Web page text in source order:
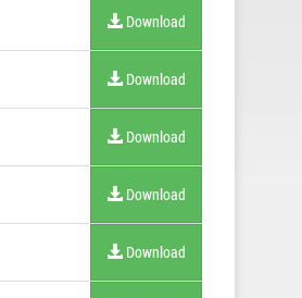
Download
Download
Download
Download
Download